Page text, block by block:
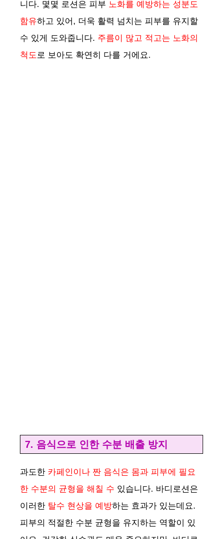
니다. 몇몇 로션은 피부 노화를 예방하는 성분도
함유하고 있어, 더욱 활력 넘치는 피부를 유지할
수 있게 도와줍니다. 주름이 많고 적고는 노화의
척도로 보아도 확연히 다를 거에요.
7. 음식으로 인한 수분 배출 방지
과도한 카페인이나 짠 음식은 몸과 피부에 필요
한 수분의 균형을 해칠 수 있습니다. 바디로션은
이러한 탈수 현상을 예방하는 효과가 있는데요.
피부의 적절한 수분 균형을 유지하는 역할이 있